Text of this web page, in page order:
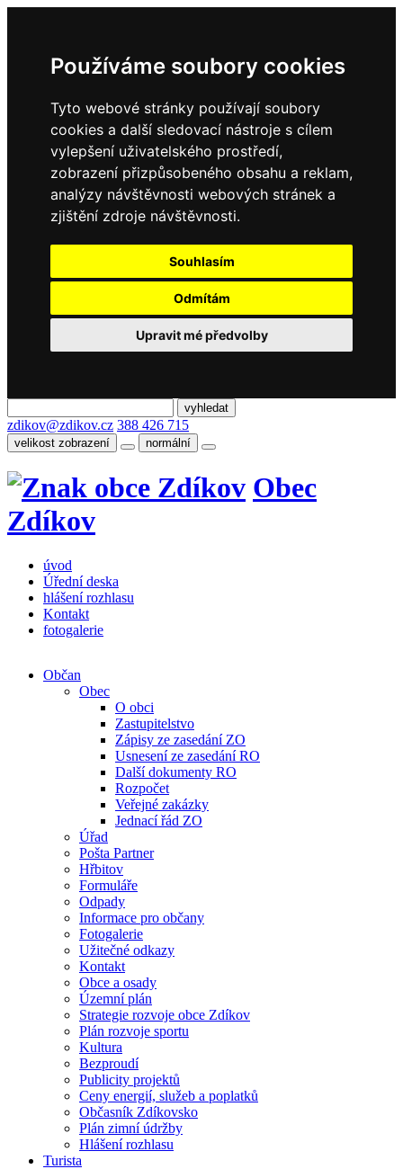
Používáme soubory cookies
Tyto webové stránky používají soubory
cookies a další sledovací nástroje s cílem
vylepšení uživatelského prostředí,
zobrazení přizpůsobeného obsahu a reklam,
analýzy návštěvnosti webových stránek a
zjištění zdroje návštěvnosti.
Souhlasím
Odmítám
Upravit mé předvolby
zdikov@zdikov.cz 388 426 715
velikost zobrazení normální
Obec
Zdíkov
úvod
Úřední deska
hlášení rozhlasu
Kontakt
fotogalerie
Občan
Obec
O obci
Zastupitelstvo
Zápisy ze zasedání ZO
Usnesení ze zasedání RO
Další dokumenty RO
Rozpočet
Veřejné zakázky
Jednací řád ZO
Úřad
Pošta Partner
Hřbitov
Formuláře
Odpady
Informace pro občany
Fotogalerie
Užitečné odkazy
Kontakt
Obce a osady
Územní plán
Strategie rozvoje obce Zdíkov
Plán rozvoje sportu
Kultura
Bezproudí
Publicity projektů
Ceny energií, služeb a poplatků
Občasník Zdíkovsko
Plán zimní údržby
Hlášení rozhlasu
Turista